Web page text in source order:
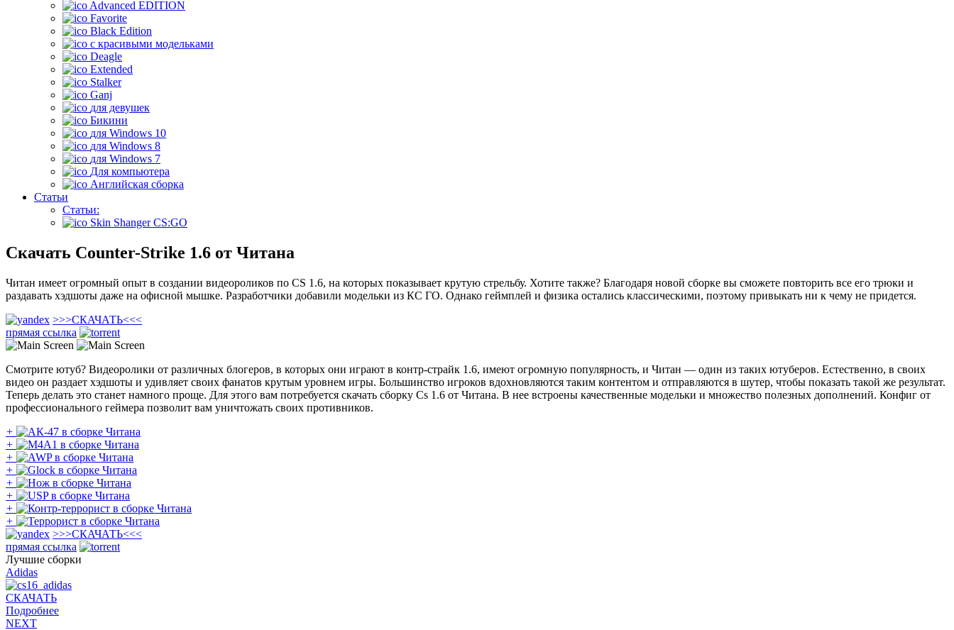
Advanced EDITION
Favorite
Black Edition
с красивыми модельками
Deagle
Extended
Stalker
Ganj
для девушек
Бикини
для Windows 10
для Windows 8
для Windows 7
Для компьютера
Английская сборка
Статьи
Статьи:
Skin Shanger CS:GO
Скачать Counter-Strike 1.6 от Читана
Читан имеет огромный опыт в создании видеороликов по CS 1.6, на которых показывает крутую стрельбу. Хотите также? Благодаря новой сборке вы сможете повторить все его трюки и
раздавать хэдшоты даже на офисной мышке. Разработчики добавили модельки из КС ГО. Однако геймплей и физика остались классическими, поэтому привыкать ни к чему не придется.
>>>СКАЧАТЬ<<<
прямая ссылка
Смотрите ютуб? Видеоролики от различных блогеров, в которых они играют в контр-страйк 1.6, имеют огромную популярность, и Читан — один из таких ютуберов. Естественно, в своих
видео он раздает хэдшоты и удивляет своих фанатов крутым уровнем игры. Большинство игроков вдохновляются таким контентом и отправляются в шутер, чтобы показать такой же результат.
Теперь делать это станет намного проще. Для этого вам потребуется скачать сборку Cs 1.6 от Читана. В нее встроены качественные модельки и множество полезных дополнений. Конфиг от
профессионального геймера позволит вам уничтожать своих противников.
+
+
+
+
+
+
+
+
>>>СКАЧАТЬ<<<
прямая ссылка
Лучшие сборки
Adidas
СКАЧАТЬ
Подробнее
NEXT